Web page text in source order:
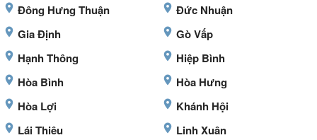
Đông Hưng Thuận
Đức Nhuận
Gia Định
Gò Vấp
Hạnh Thông
Hiệp Bình
Hòa Bình
Hòa Hưng
Hòa Lợi
Khánh Hội
Lái Thiêu
Linh Xuân